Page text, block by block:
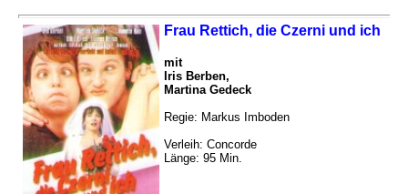
Frau Rettich, die Czerni und ich
mit
Iris Berben,
Martina Gedeck
Regie: Markus Imboden
Verleih: Concorde
Länge: 95 Min.